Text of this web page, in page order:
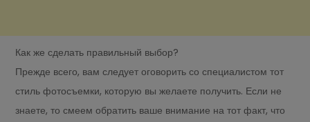
Как же сделать правильный выбор?
Прежде всего, вам следует оговорить со специалистом тот
стиль фотосъемки, которую вы желаете получить. Если не
знаете, то смеем обратить ваше внимание на тот факт, что